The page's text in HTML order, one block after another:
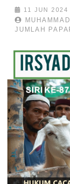
11 JUN 2024
JUMLAH